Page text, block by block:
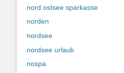
nord ostsee sparkasse
norden
nordsee
nordsee urlaub
nospa